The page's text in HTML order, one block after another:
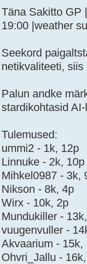
Täna Sakitto GP
19:00 |weather
Seekord
netikvaliteeti,
Palun andke
stardikohtasid
Tulemused:
ummi2 - 1k, 12p
Linnuke - 2k, 10p
Mihkel0987 - 3k,
Nikson - 8k, 4p
Wirx - 10k, 2p
Mundukiller -
vuugenvuller -
Akvaarium - 15k,
Ohvri_Jallu -